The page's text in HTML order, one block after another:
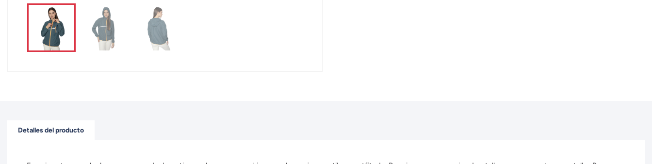
Detalles del producto